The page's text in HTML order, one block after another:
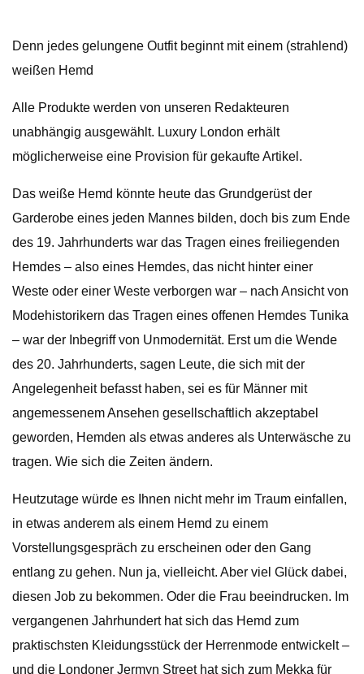
Denn jedes gelungene Outfit beginnt mit einem (strahlend)
weißen Hemd
Alle Produkte werden von unseren Redakteuren
unabhängig ausgewählt. Luxury London erhält
möglicherweise eine Provision für gekaufte Artikel.
Das weiße Hemd könnte heute das Grundgerüst der
Garderobe eines jeden Mannes bilden, doch bis zum Ende
des 19. Jahrhunderts war das Tragen eines freiliegenden
Hemdes – also eines Hemdes, das nicht hinter einer
Weste oder einer Weste verborgen war – nach Ansicht von
Modehistorikern das Tragen eines offenen Hemdes Tunika
– war der Inbegriff von Unmodernität. Erst um die Wende
des 20. Jahrhunderts, sagen Leute, die sich mit der
Angelegenheit befasst haben, sei es für Männer mit
angemessenem Ansehen gesellschaftlich akzeptabel
geworden, Hemden als etwas anderes als Unterwäsche zu
tragen. Wie sich die Zeiten ändern.
Heutzutage würde es Ihnen nicht mehr im Traum einfallen,
in etwas anderem als einem Hemd zu einem
Vorstellungsgespräch zu erscheinen oder den Gang
entlang zu gehen. Nun ja, vielleicht. Aber viel Glück dabei,
diesen Job zu bekommen. Oder die Frau beeindrucken. Im
vergangenen Jahrhundert hat sich das Hemd zum
praktischsten Kleidungsstück der Herrenmode entwickelt –
und die Londoner Jermyn Street hat sich zum Mekka für